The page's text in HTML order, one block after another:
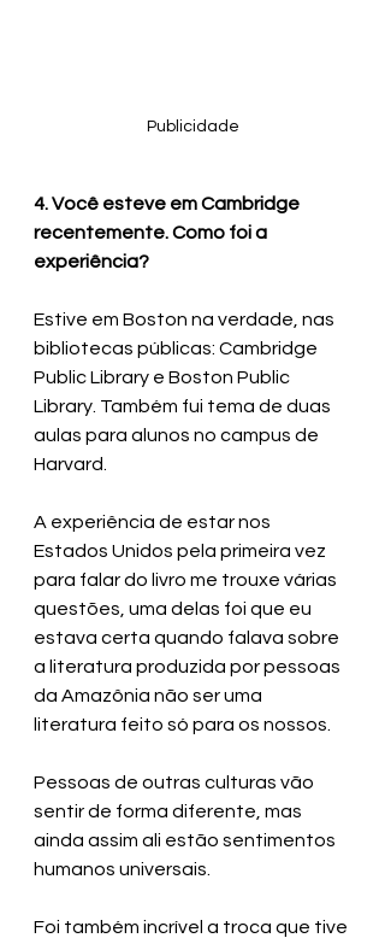
Publicidade
4. Você esteve em Cambridge
recentemente. Como foi a
experiência?
Estive em Boston na verdade, nas
bibliotecas públicas: Cambridge
Public Library e Boston Public
Library. Também fui tema de duas
aulas para alunos no campus de
Harvard.
A experiência de estar nos
Estados Unidos pela primeira vez
para falar do livro me trouxe várias
questões, uma delas foi que eu
estava certa quando falava sobre
a literatura produzida por pessoas
da Amazônia não ser uma
literatura feito só para os nossos.
Pessoas de outras culturas vão
sentir de forma diferente, mas
ainda assim ali estão sentimentos
humanos universais.
Foi também incrível a troca que tive